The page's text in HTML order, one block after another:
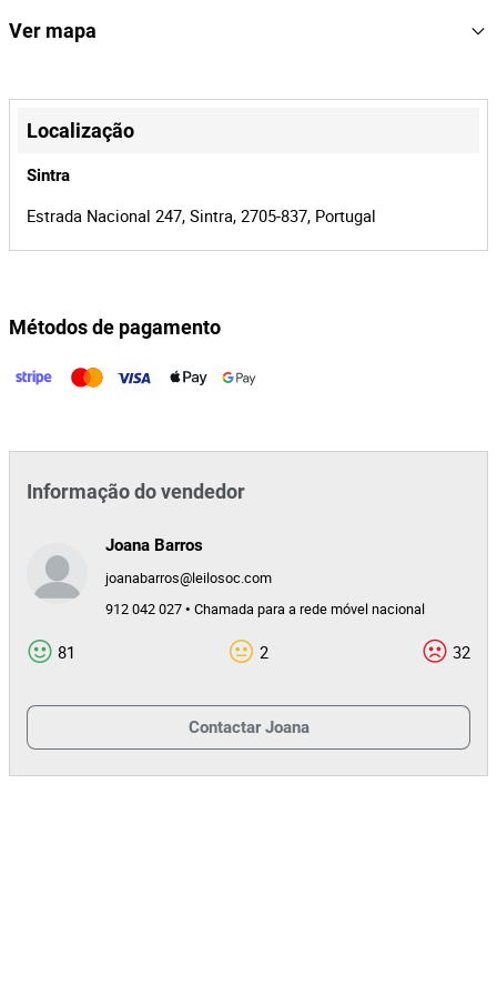
Referência
Id do leilão 34709
Id do lote
Ver mapa
+
−
Localização
Sintra
Estrada Nacional 247, Sintra, 2705-837, Portugal
Métodos de pagamento
Informação do vendedor
Joana Barros
joanabarros@leilosoc.com
912 042 027 • Chamada para a rede móvel nacional
81 2 32
Contactar Joana